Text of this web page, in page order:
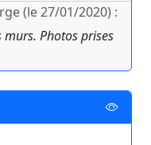
(le 27/01/2020) :
Photos prises